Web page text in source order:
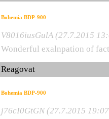
Bohemia BDP-900
V8016iusGulA (27.7.2015
Wonderful exalnpation of
Reagovat
Bohemia BDP-900
j76cI0GtGN (27.7.2015